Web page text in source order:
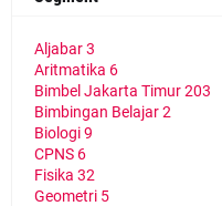
Aljabar3
Aritmatika 6
Bimbel Jakarta Timur203
Bimbingan Belajar2
Biologi9
CPNS 6
Fisika 32
Geometri 5